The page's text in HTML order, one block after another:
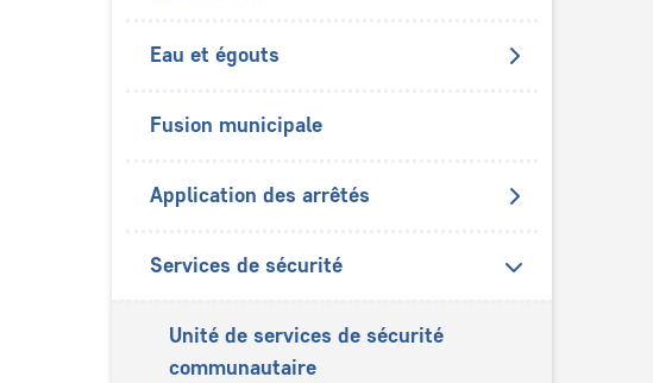
Eau et égouts
Fusion municipale
Application des arrêtés
Services de sécurité
Unité de services de sécurité
communautaire